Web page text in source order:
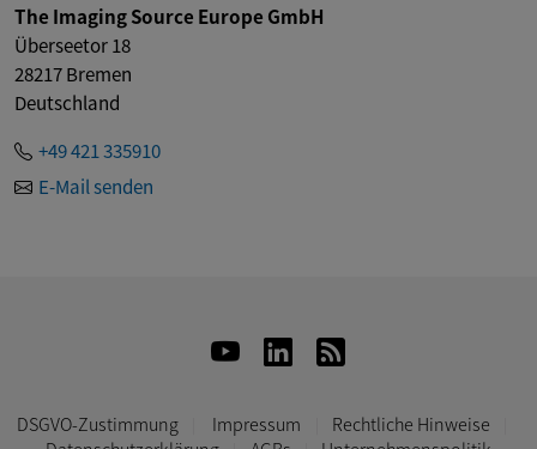
The Imaging Source Europe GmbH
Überseetor 18
28217Bremen
Deutschland
+49 421 335910
E-Mail senden
DSGVO-Zustimmung Impressum
Rechtliche Hinweise